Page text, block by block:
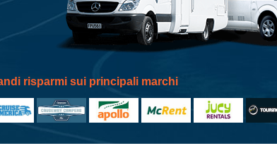
risparmi sui principali marchi